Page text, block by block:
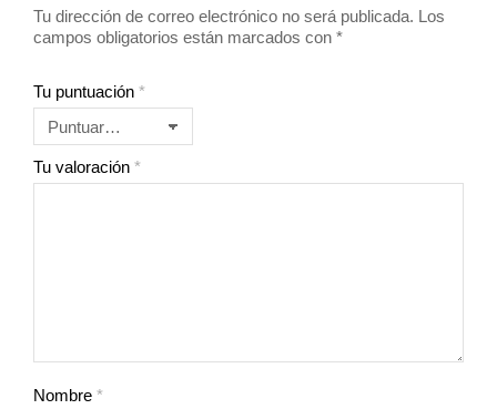
Tu dirección de correo electrónico no será publicada. Los
campos obligatorios están marcados con *
Tu puntuación *
Tu valoración *
Nombre *